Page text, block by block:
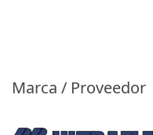
Marca / Proveedor